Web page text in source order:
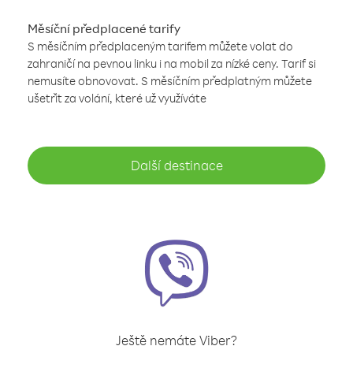
Měsíční předplacené tarify
S měsíčním předplaceným tarifem můžete volat do
zahraničí na pevnou linku i na mobil za nízké ceny. Tarif si
nemusíte obnovovat. S měsíčním předplatným můžete
ušetřit za volání, které už využíváte
Další destinace
Ještě nemáte Viber?